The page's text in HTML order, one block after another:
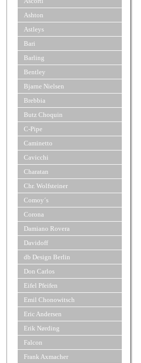
Ashton
Astleys
Bari
Barling
Bentley
Bjarne Nielsen
Brebbia
Butz Choquin
C-Pipe
Caminetto
Cavicchi
Charatan
Chr. Wolfsteiner
Comoy´s
Corona
Damiano Rovera
Davidoff
db Design Berlin
Don Carlos
Eifel Pfeifen
Emil Chonowitsch
Eric Andersen
Erik Nørding
Falcon
Frank Axmacher